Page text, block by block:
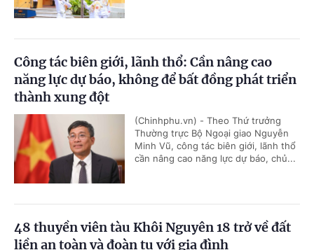
Công tác biên giới, lãnh thổ: Cần nâng cao
năng lực dự báo, không để bất đồng phát triển
thành xung đột
(Chinhphu.vn) - Theo Thứ trưởng
Thường trực Bộ Ngoại giao Nguyễn
Minh Vũ, công tác biên giới, lãnh thổ
cần nâng cao năng lực dự báo, chủ...
48 thuyền viên tàu Khôi Nguyên 18 trở về đất
liền an toàn và đoàn tụ với gia đình